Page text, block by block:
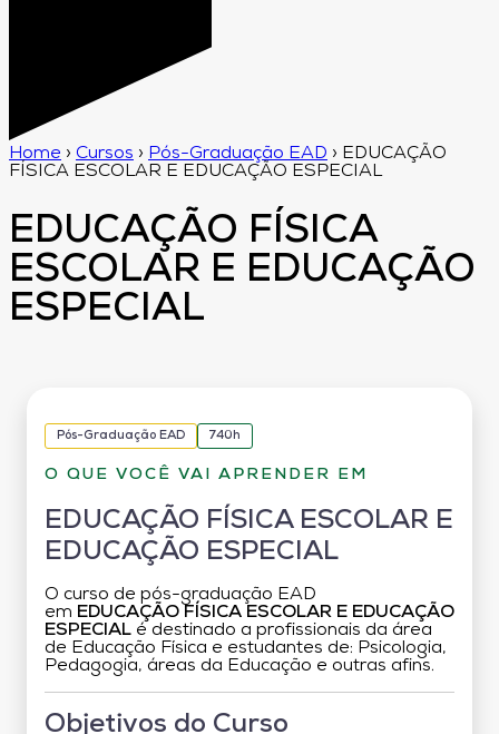
Home › Cursos › Pós-Graduação EAD › EDUCAÇÃO
FÍSICA ESCOLAR E EDUCAÇÃO ESPECIAL
EDUCAÇÃO FÍSICA
ESCOLAR E EDUCAÇÃO
ESPECIAL
Pós-Graduação EAD 740h
O QUE VOCÊ VAI APRENDER EM
EDUCAÇÃO FÍSICA ESCOLAR E
EDUCAÇÃO ESPECIAL
O curso de pós-graduação EAD
em EDUCAÇÃO FÍSICA ESCOLAR E EDUCAÇÃO
ESPECIAL é destinado a profissionais da área
de Educação Física e estudantes de: Psicologia,
Pedagogia, áreas da Educação e outras afins.
Objetivos do Curso